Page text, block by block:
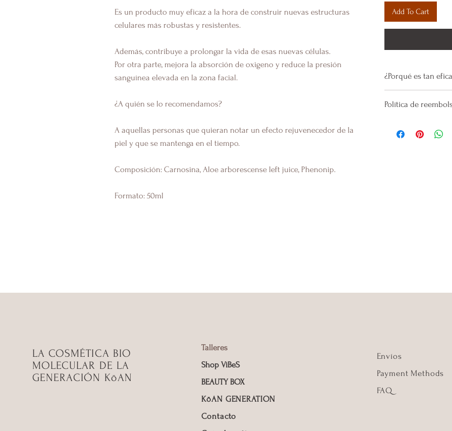
Es un producto muy eficaz a la hora de construir nuevas estructuras
celulares más robustas y resistentes.
Además, contribuye a prolongar la vida de esas nuevas células.
Por otra parte, mejora la absorción de oxigeno y reduce la presión
sanguínea elevada en la zona facial.
¿A quién se lo recomendamos?
A aquellas personas que quieran notar un efecto rejuvenecedor de la
piel y que se mantenga en el tiempo.
Composición: Carnosina, Aloe arborescense left juice, Phenonip.
Formato: 50ml
Add To Cart
¿Porqué es tan
oxígeno, la
Política de
demanda, por lo
LA COSMÉTICA BIO
MOLECULAR DE LA
GENERACIÓN KōAN
Talleres
Shop ViBeS
BEAUTY BOX
KōAN GENERATION
Contacto
Envíos
Payment Methods
FAQ